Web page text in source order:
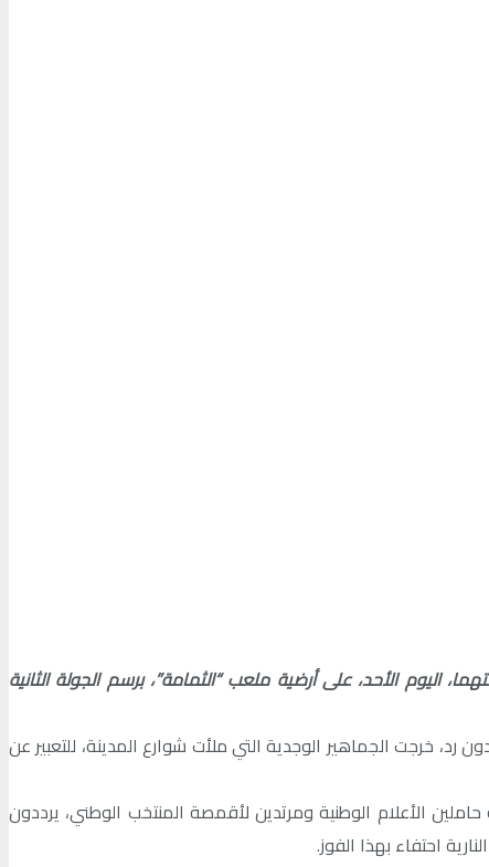
الأحد، على أرضية ملعب “الثمامة”، برسم الجولة الثانية
خرجت الجماهير الوجدية التي ملأت شوارع المدينة، للتعبير عن
الأعلام الوطنية ومرتدين لأقمصة المنتخب الوطني، يرددون
احتفاء بهذا الفوز.